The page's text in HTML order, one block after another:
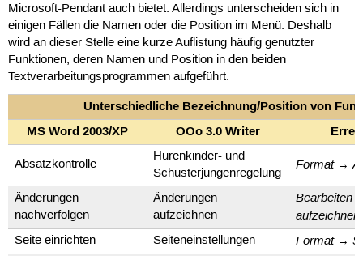
Microsoft-Pendant auch bietet. Allerdings unterscheiden sich in
einigen Fällen die Namen oder die Position im Menü. Deshalb
wird an dieser Stelle eine kurze Auflistung häufig genutzter
Funktionen, deren Namen und Position in den beiden
Textverarbeitungsprogrammen aufgeführt.
Unterschiedliche Bezeichnung/Position von
MS Word 2003/XP
OOo 3.0 Writer
Absatzkontrolle
Hurenkinder- und
Schusterjungenregelung
Format→
Änderungen
nachverfolgen
Änderungen
aufzeichnen
Bearbeiten
aufzeichnen
Seite einrichten Seiteneinstellungen Format→